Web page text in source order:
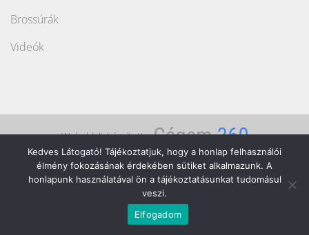
Brossúrák
Videók
Weboldalt készítette:
Copyright ©2026Raport Store
Kedves Látogató! Tájékoztatjuk, hogy a honlap felhasználói
élmény fokozásának érdekében sütiket alkalmazunk. A
honlapunk használatával ön a tájékoztatásunkat tudomásul
veszi.
Elfogadom